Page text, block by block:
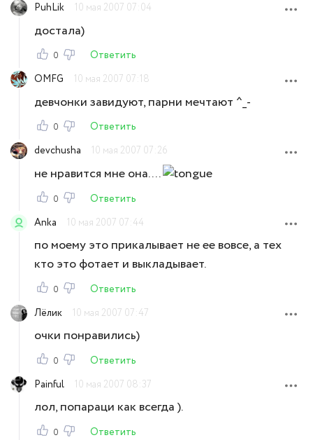
PuhLik
10 мая 2007 07:04
достала)
0
Ответить
OMFG
10 мая 2007 07:18
девчoнки завидуют, парни мечтают ^_-
0
Ответить
devchusha
10 мая 2007 07:26
не нравится мне она....
0
Ответить
Anka
10 мая 2007 07:44
по моему это прикалывает не ее вовсе, а тех
кто это фотает и выкладывает.
0
Ответить
Лёлик
10 мая 2007 07:47
очки понравились)
0
Ответить
Painful
10 мая 2007 08:37
лол, попараци как всегда ).
0
Ответить